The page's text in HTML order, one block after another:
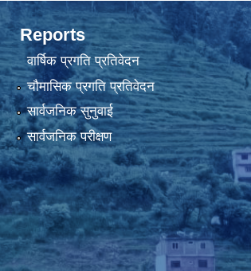
Reports
वार्षिक प्रगति प्रतिवेदन
चौमासिक प्रगति प्रतिवेदन
सार्वजनिक सुनुवाई
सार्वजनिक परीक्षण